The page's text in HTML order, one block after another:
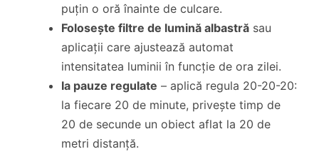
puțin o oră înainte de culcare.
Folosește filtre de lumină albastră sau
aplicații care ajustează automat
intensitatea luminii în funcție de ora zilei.
Ia pauze regulate – aplică regula 20-20-20:
la fiecare 20 de minute, privește timp de
20 de secunde un obiect aflat la 20 de
metri distanță.